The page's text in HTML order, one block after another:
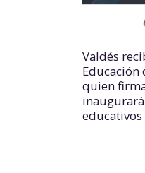
Valdés
Educación
quien
educativos